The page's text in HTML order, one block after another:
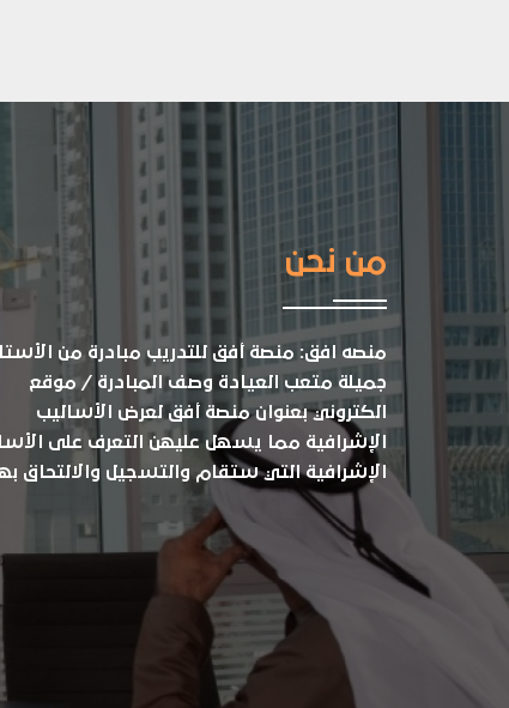
من نحن
منصه افق: منصة أفق للتدريب مبادرة من
جميلة متعب العيادة وصف المبادرة / موقع
الكتروني بعنوان منصة أفق لعرض الأساليب
الإشرافية مما يسهل عليهن التعرف على
الإشرافية التي ستقام والتسجيل والالتحاق